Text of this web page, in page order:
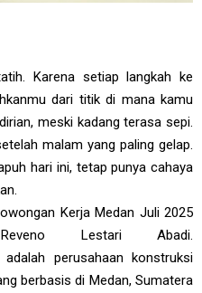
Karena setiap langkah ke
dari titik di mana kamu
meski kadang terasa sepi.
malam yang paling gelap.
hari ini, tetap punya cahaya
Kerja Medan Juli 2025
Lestari Abadi.
adalah perusahaan konstruksi
berbasis di Medan, Sumatera